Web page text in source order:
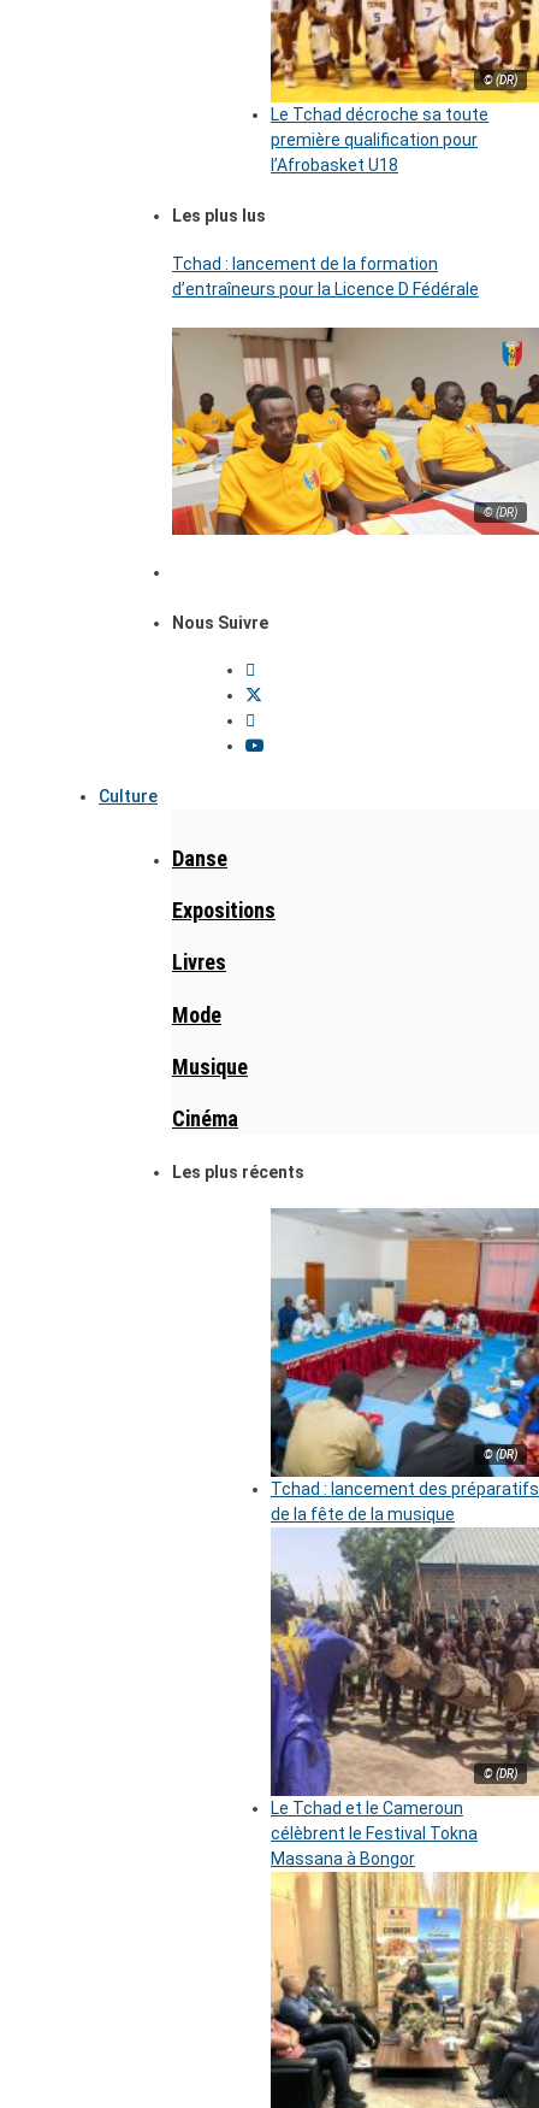
© (DR)
Le Tchad décroche sa toute
première qualification pour
l’Afrobasket U18
Les plus lus
Tchad : lancement de la formation
d’entraîneurs pour la Licence D Fédérale
© (DR)
Nous Suivre
Culture
Danse
Expositions
Livres
Mode
Musique
Cinéma
Les plus récents
© (DR)
Tchad : lancement des préparatifs
de la fête de la musique
© (DR)
Le Tchad et le Cameroun
célèbrent le Festival Tokna
Massana à Bongor